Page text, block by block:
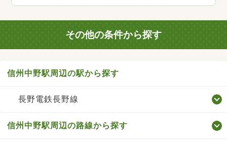
その他の条件から探す
信州中野駅周辺の駅から探す
長野電鉄長野線
信州中野駅周辺の路線から探す